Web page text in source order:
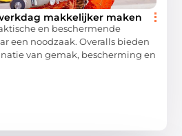
makkelijker maken
en beschermende
een noodzaak. Overalls bieden
van gemak, bescherming en